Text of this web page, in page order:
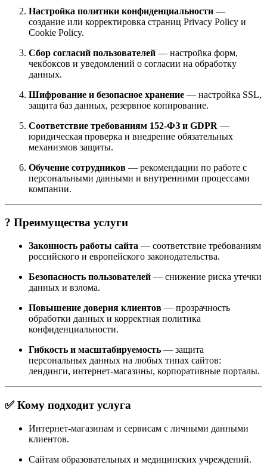
Настройка политики конфиденциальности —
создание или корректировка страниц Privacy Policy и
Cookie Policy.
Сбор согласий пользователей — настройка форм,
чекбоксов и уведомлений о согласии на обработку
данных.
Шифрование и безопасное хранение — настройка SSL,
защита баз данных, резервное копирование.
Соответствие требованиям 152-ФЗ и GDPR —
юридическая проверка и внедрение обязательных
механизмов защиты.
Обучение сотрудников — рекомендации по работе с
персональными данными и внутренними процессами
компании.
? Преимущества услуги
Законность работы сайта — соответствие требованиям
российского и европейского законодательства.
Безопасность пользователей — снижение риска утечки
данных и взлома.
Повышение доверия клиентов — прозрачность
обработки данных и корректная политика
конфиденциальности.
Гибкость и масштабируемость — защита
персональных данных на любых типах сайтов:
лендинги, интернет-магазины, корпоративные порталы.
✅ Кому подходит услуга
Интернет-магазинам и сервисам с личными данными
клиентов.
Сайтам образовательных и медицинских учреждений.